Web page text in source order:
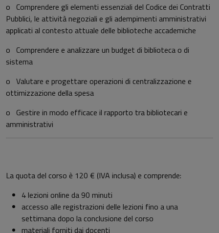
o Comprendere gli elementi essenziali del Codice dei Contratti
Pubblici, le attività negoziali e gli adempimenti amministrativi
applicati al contesto attuale delle biblioteche accademiche
o Comprendere e analizzare un budget di biblioteca o di
sistema
o Valutare e progettare operazioni di centralizzazione e
ottimizzazione della spesa
o Gestire in modo efficace il rapporto tra bibliotecari e
amministrativi
La quota del corso è 120 € (IVA inclusa) e comprende:
4 lezioni online da 90 minuti
accesso alle registrazioni delle lezioni fino a una
settimana dopo la conclusione del corso
materiali forniti dai docenti